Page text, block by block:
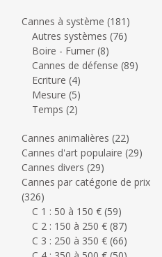
Cannes à système (181)
Autres systèmes (76)
Boire - Fumer (8)
Cannes de défense (89)
Ecriture (4)
Mesure (5)
Temps (2)
Cannes animalières (22)
Cannes d'art populaire (29)
Cannes divers (29)
Cannes par catégorie de prix
(326)
C 1 : 50 à 150 € (59)
C 2 : 150 à 250 € (87)
C 3 : 250 à 350 € (66)